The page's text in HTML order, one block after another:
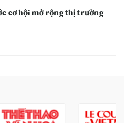
cơ hội mở rộng thị trường